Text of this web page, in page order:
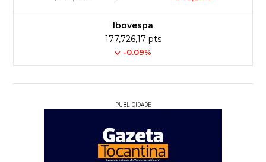
Ibovespa
177,726,17 pts
-0.09%
PUBLICIDADE